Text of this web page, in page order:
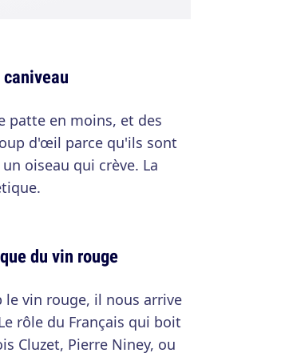
patte en moins, et des
d'œil parce qu'ils sont
oiseau qui crève. La
du vin rouge
le vin rouge, il nous arrive
rôle du Français qui boit
Cluzet, Pierre Niney, ou